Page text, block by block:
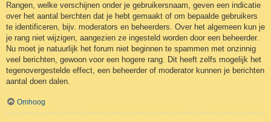
Rangen, welke verschijnen onder je gebruikersnaam, geven een indicatie
over het aantal berchten dat je hebt gemaakt of om bepaalde gebruikers
te identificeren, bijv. moderators en beheerders. Over het algemeen kun je
je rang niet wijzigen, aangezien ze ingesteld worden door een beheerder.
Nu moet je natuurlijk het forum niet beginnen te spammen met onzinnig
veel berichten, gewoon voor een hogere rang. Dit heeft zelfs mogelijk het
tegenovergestelde effect, een beheerder of moderator kunnen je berichten
aantal doen dalen.
Omhoog